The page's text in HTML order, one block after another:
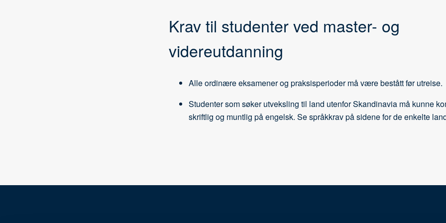
Krav til studenter ved master- og
videreutdanning
Alle ordinære eksamener og praksisperioder må være bestått før utreise.
Studenter som søker utveksling til land utenfor Skandinavia må kunne
skriftlig og muntlig på engelsk. Se språkkrav på sidene for de enkelte